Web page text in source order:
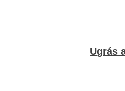
Ugrás